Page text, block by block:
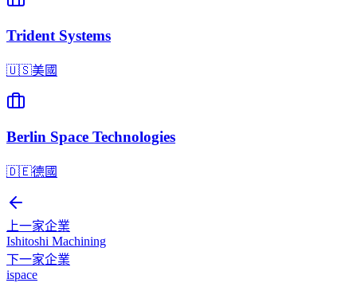
Trident Systems
🇺🇸美國
Berlin Space Technologies
🇩🇪德國
上一家企業
Ishitoshi Machining
下一家企業
ispace